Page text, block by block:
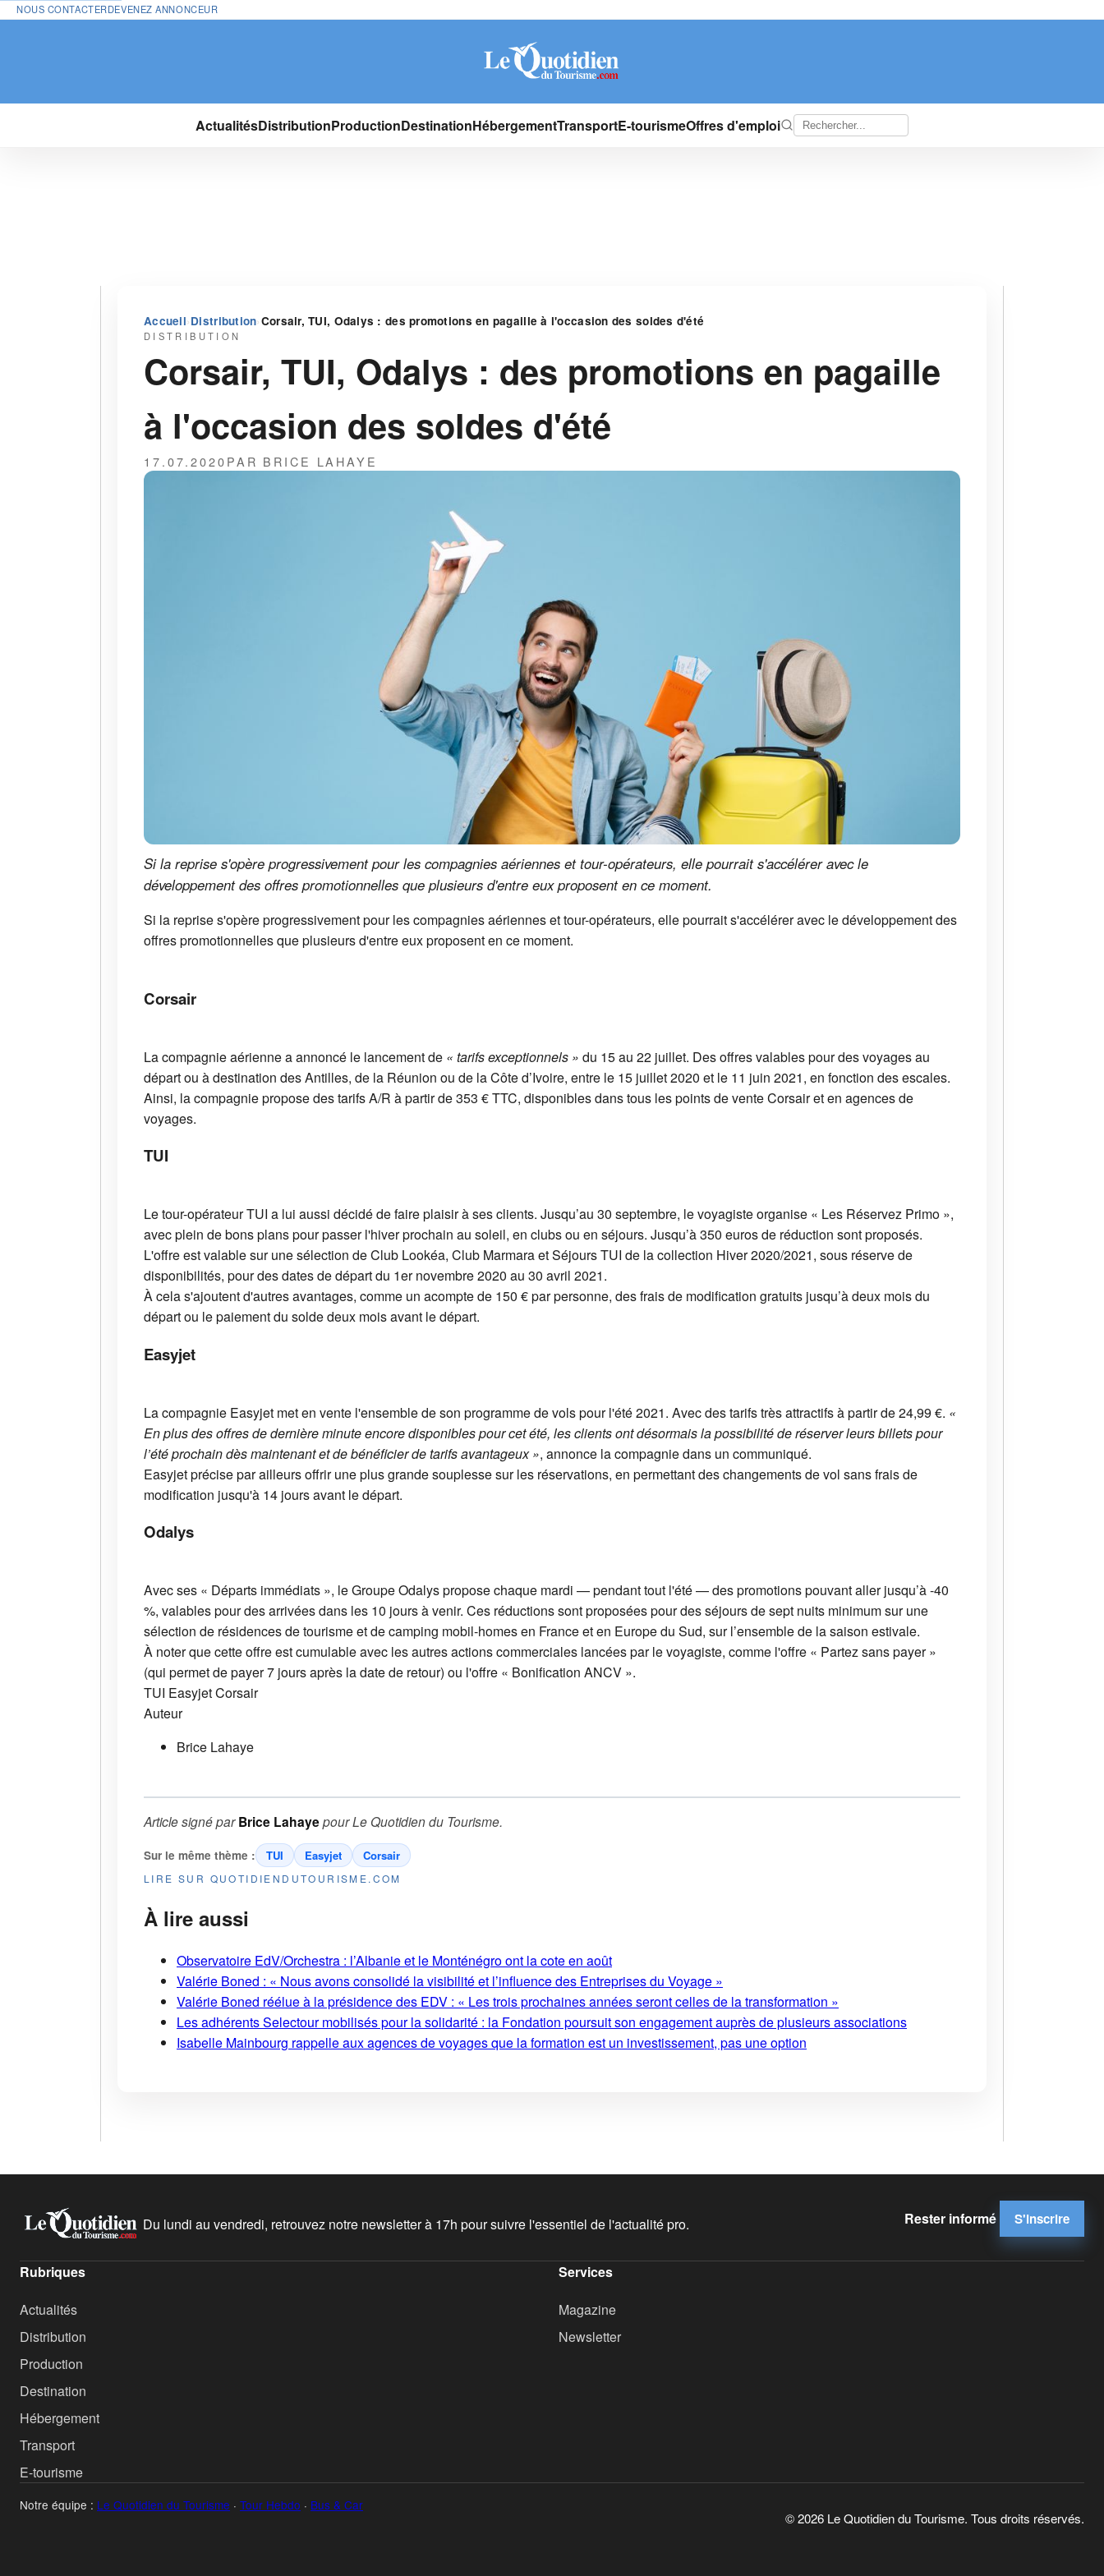
NOUS CONTACTERDEVENEZ ANNONCEUR
ActualitésDistributionProductionDestinationHébergementTransportE-tourismeOffres d'emploi
Accueil›Distribution›Corsair, TUI, Odalys : des promotions en pagaille à l'occasion des soldes d'été
DISTRIBUTION
Corsair, TUI, Odalys : des promotions en pagaille
à l'occasion des soldes d'été
17.07.2020PAR BRICE LAHAYE
Si la reprise s'opère progressivement pour les compagnies aériennes et tour-opérateurs, elle pourrait s'accélérer avec le
développement des offres promotionnelles que plusieurs d'entre eux proposent en ce moment.
Si la reprise s'opère progressivement pour les compagnies aériennes et tour-opérateurs, elle pourrait s'accélérer avec le développement des
offres promotionnelles que plusieurs d'entre eux proposent en ce moment.
Corsair
La compagnie aérienne a annoncé le lancement de « tarifs exceptionnels » du 15 au 22 juillet. Des offres valables pour des voyages au
départ ou à destination des Antilles, de la Réunion ou de la Côte d’Ivoire, entre le 15 juillet 2020 et le 11 juin 2021, en fonction des escales.
Ainsi, la compagnie propose des tarifs A/R à partir de 353 € TTC, disponibles dans tous les points de vente Corsair et en agences de
voyages.
TUI
Le tour-opérateur TUI a lui aussi décidé de faire plaisir à ses clients. Jusqu’au 30 septembre, le voyagiste organise « Les Réservez Primo »,
avec plein de bons plans pour passer l'hiver prochain au soleil, en clubs ou en séjours. Jusqu’à 350 euros de réduction sont proposés.
L'offre est valable sur une sélection de Club Lookéa, Club Marmara et Séjours TUI de la collection Hiver 2020/2021, sous réserve de
disponibilités, pour des dates de départ du 1er novembre 2020 au 30 avril 2021.
À cela s'ajoutent d'autres avantages, comme un acompte de 150 € par personne, des frais de modification gratuits jusqu’à deux mois du
départ ou le paiement du solde deux mois avant le départ.
Easyjet
La compagnie Easyjet met en vente l'ensemble de son programme de vols pour l'été 2021. Avec des tarifs très attractifs à partir de 24,99 €. «
En plus des offres de dernière minute encore disponibles pour cet été, les clients ont désormais la possibilité de réserver leurs billets pour
l’été prochain dès maintenant et de bénéficier de tarifs avantageux », annonce la compagnie dans un communiqué.
Easyjet précise par ailleurs offrir une plus grande souplesse sur les réservations, en permettant des changements de vol sans frais de
modification jusqu'à 14 jours avant le départ.
Odalys
Avec ses « Départs immédiats », le Groupe Odalys propose chaque mardi — pendant tout l'été — des promotions pouvant aller jusqu’à -40
%, valables pour des arrivées dans les 10 jours à venir. Ces réductions sont proposées pour des séjours de sept nuits minimum sur une
sélection de résidences de tourisme et de camping mobil-homes en France et en Europe du Sud, sur l’ensemble de la saison estivale.
À noter que cette offre est cumulable avec les autres actions commerciales lancées par le voyagiste, comme l'offre « Partez sans payer »
(qui permet de payer 7 jours après la date de retour) ou l'offre « Bonification ANCV ».
TUI EasyjetCorsair
Auteur
Brice Lahaye
Article signé parBrice LahayepourLe Quotidien du Tourisme.
Sur le même thème : TUI Easyjet Corsair
LIRE SUR QUOTIDIENDUTOURISME.COM
À lire aussi
Observatoire EdV/Orchestra : l’Albanie et le Monténégro ont la cote en août
Valérie Boned : « Nous avons consolidé la visibilité et l’influence des Entreprises du Voyage »
Valérie Boned réélue à la présidence des EDV : « Les trois prochaines années seront celles de la transformation »
Les adhérents Selectour mobilisés pour la solidarité : la Fondation poursuit son engagement auprès de plusieurs associations
Isabelle Mainbourg rappelle aux agences de voyages que la formation est un investissement, pas une option
Du lundi au vendredi, retrouvez notre newsletter à 17h pour suivre l'essentiel de l'actualité pro. Rester informé S'inscrire
Rubriques
Actualités
Distribution
Production
Destination
Hébergement
Transport
E-tourisme
Services
Magazine
Newsletter
Notre équipe : Le Quotidien du Tourisme · Tour Hebdo · Bus & Car
© 2026 Le Quotidien du Tourisme. Tous droits réservés.